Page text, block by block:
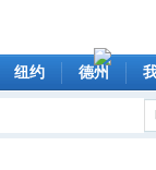
纽约 德州